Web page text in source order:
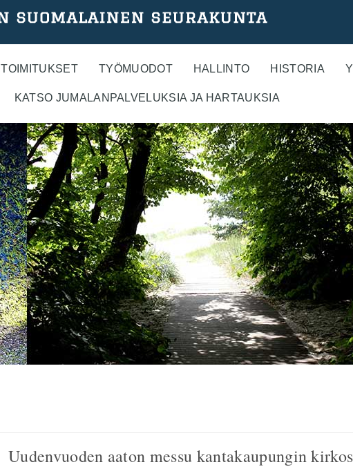
TOIMITUKSET TYÖMUODOT HALLINTO HISTORIA
KATSO JUMALANPALVELUKSIA JA HARTAUKSIA
Uudenvuoden aaton messu kantakaupungin